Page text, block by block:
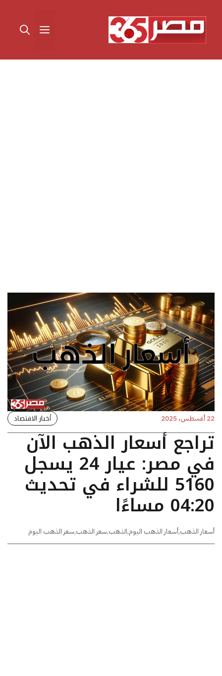
المحتوى القائمة
22 أغسطس، 2025 أخبار الاقتصاد
تراجع أسعار الذهب الآن
في مصر: عيار 24 يسجل
5160 للشراء في تحديث
04:20 مساءًا
أسعار الذهب,أسعار الذهب اليوم,الذهب,سعر الذهب,سعر الذهب اليوم